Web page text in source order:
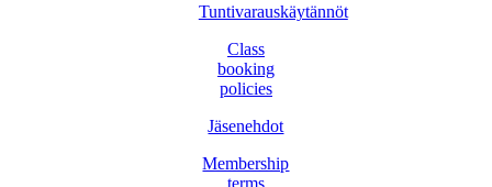
Tuntivarauskäytännöt
Class
booking
policies
Jäsenehdot
Membership
terms